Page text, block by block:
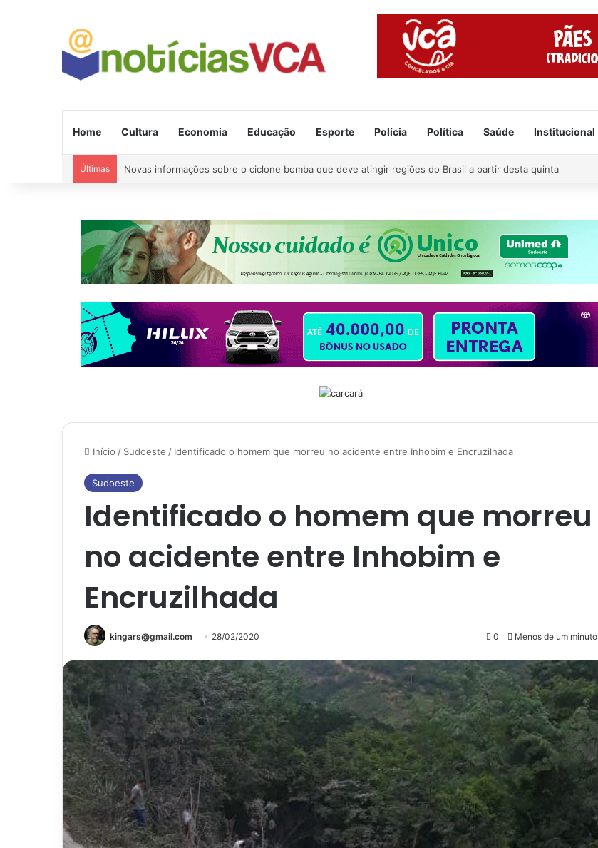
Home Cultura Economia Educação Esporte Polícia Política Saúde Institucional
Últimas Região: Briga com machado quase acaba em tragédia
Início / Sudoeste / Identificado o homem que morreu no acidente entre Inhobim e Encruzilhada
Sudoeste
Identificado o homem que morreu
no acidente entre Inhobim e
Encruzilhada
kingars@gmail.com 28/02/2020 0 Menos de um minuto